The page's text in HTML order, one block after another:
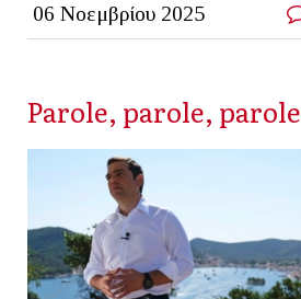
06 Νοεμβρίου 2025
Parole, parole, parole